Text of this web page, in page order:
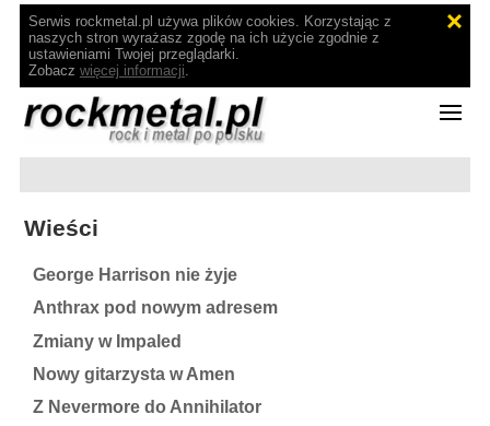
Serwis rockmetal.pl używa plików cookies. Korzystając z
naszych stron wyrażasz zgodę na ich użycie zgodnie z
ustawieniami Twojej przeglądarki.
Zobacz więcej informacji.
Wieści
George Harrison nie żyje
Anthrax pod nowym adresem
Zmiany w Impaled
Nowy gitarzysta w Amen
Z Nevermore do Annihilator